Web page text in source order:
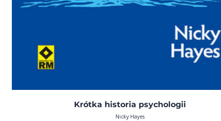
Krótka historia psychologii
Nicky Hayes